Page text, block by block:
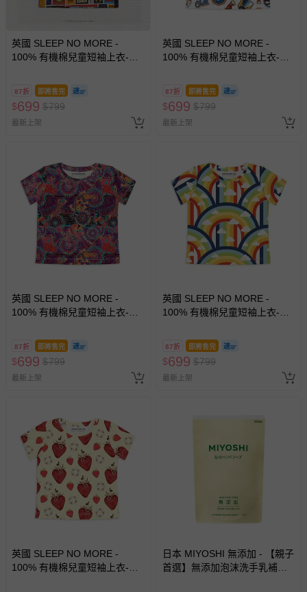
英國 SLEEP NO MORE -
100% 有機棉兒童短袖上衣-回
87折 即將售完
$699 $799
最新上架
英國 SLEEP NO MORE -
100% 有機棉兒童短袖上衣-太
87折 即將售完
$699 $799
最新上架
英國 SLEEP NO MORE -
100% 有機棉兒童短袖上衣-紫
87折 即將售完
$699 $799
最新上架
英國 SLEEP NO MORE -
100% 有機棉兒童短袖上衣-彩
87折 即將售完
$699 $799
最新上架
英國 SLEEP NO MORE -
100% 有機棉兒童短袖上衣-草
日本 MIYOSHI 無添加 - 【親子
首選】無添加泡沫洗手乳補充